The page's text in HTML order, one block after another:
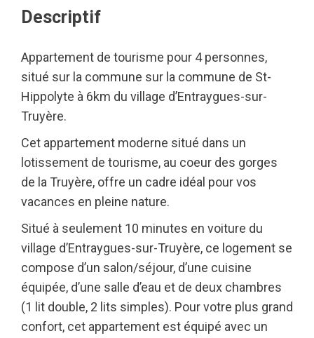
Descriptif
Appartement de tourisme pour 4 personnes,
situé sur la commune sur la commune de St-
Hippolyte à 6km du village d’Entraygues-sur-
Truyère.
Cet appartement moderne situé dans un
lotissement de tourisme, au coeur des gorges
de la Truyère, offre un cadre idéal pour vos
vacances en pleine nature.
Situé à seulement 10 minutes en voiture du
village d’Entraygues-sur-Truyère, ce logement se
compose d’un salon/séjour, d’une cuisine
équipée, d’une salle d’eau et de deux chambres
(1 lit double, 2 lits simples). Pour votre plus grand
confort, cet appartement est équipé avec un